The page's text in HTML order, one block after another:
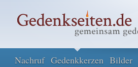
Nachruf Gedenkkerzen Bilder